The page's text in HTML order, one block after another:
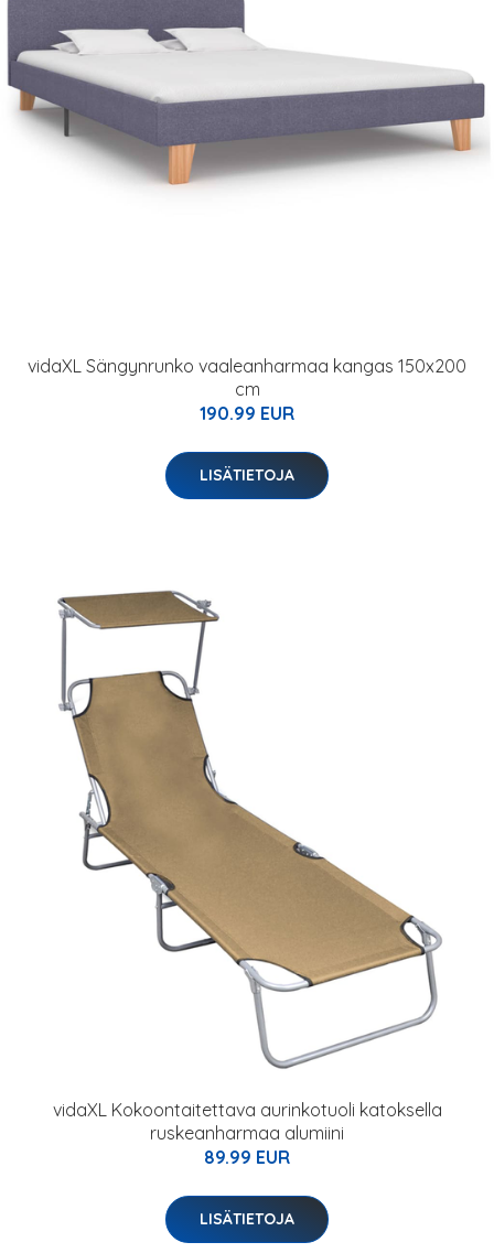
vidaXL Sängynrunko vaaleanharmaa kangas 150x200
cm
190.99 EUR
LISÄTIETOJA
vidaXL Kokoontaitettava aurinkotuoli katoksella
ruskeanharmaa alumiini
89.99 EUR
LISÄTIETOJA